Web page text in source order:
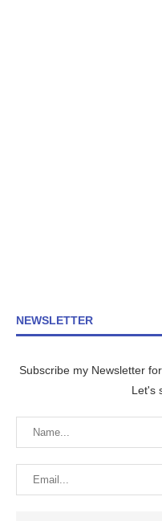
NEWSLETTER
Subscribe my Newsletter
Let's